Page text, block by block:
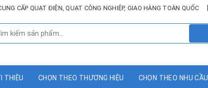
CẤP QUẠT ĐIỆN, QUẠT CÔNG NGHIỆP, GIAO HÀNG TOÀN QUỐC
THIỆU CHỌN THEO THƯƠNG HIỆU CHỌN THEO NHU CẦU